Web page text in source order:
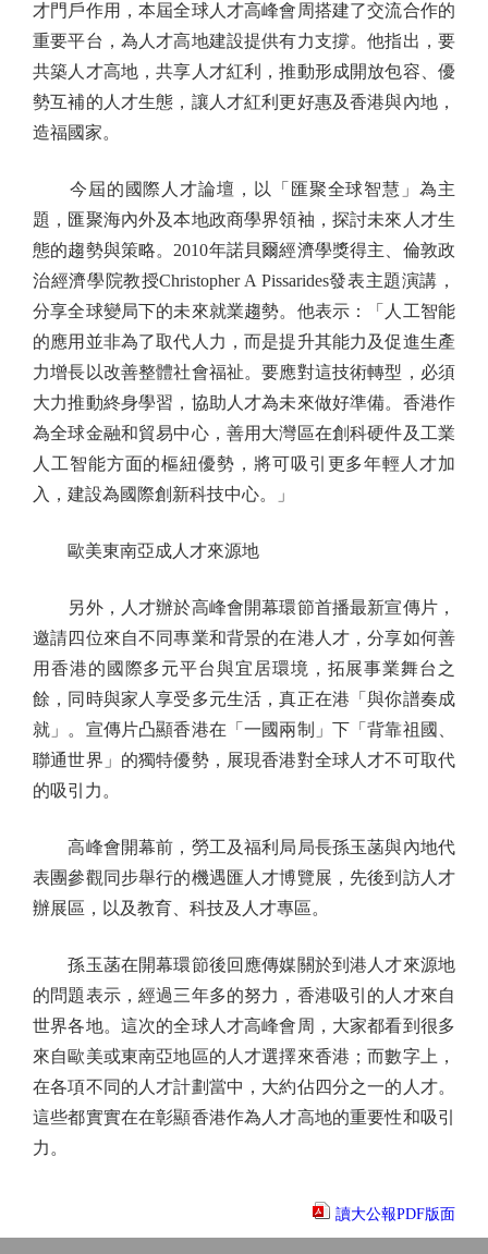
才門戶作用，本屆全球人才高峰會周搭建了交流合作的
重要平台，為人才高地建設提供有力支撐。他指出，要
共築人才高地，共享人才紅利，推動形成開放包容、優
勢互補的人才生態，讓人才紅利更好惠及香港與內地，
造福國家。
今屆的國際人才論壇，以「匯聚全球智慧」為主
題，匯聚海內外及本地政商學界領袖，探討未來人才生
態的趨勢與策略。2010年諾貝爾經濟學獎得主、倫敦政
治經濟學院教授Christopher A Pissarides發表主題演講，
分享全球變局下的未來就業趨勢。他表示：「人工智能
的應用並非為了取代人力，而是提升其能力及促進生產
力增長以改善整體社會福祉。要應對這技術轉型，必須
大力推動終身學習，協助人才為未來做好準備。香港作
為全球金融和貿易中心，善用大灣區在創科硬件及工業
人工智能方面的樞紐優勢，將可吸引更多年輕人才加
入，建設為國際創新科技中心。」
歐美東南亞成人才來源地
另外，人才辦於高峰會開幕環節首播最新宣傳片，
邀請四位來自不同專業和背景的在港人才，分享如何善
用香港的國際多元平台與宜居環境，拓展事業舞台之
餘，同時與家人享受多元生活，真正在港「與你譜奏成
就」。宣傳片凸顯香港在「一國兩制」下「背靠祖國、
聯通世界」的獨特優勢，展現香港對全球人才不可取代
的吸引力。
高峰會開幕前，勞工及福利局局長孫玉菡與內地代
表團參觀同步舉行的機遇匯人才博覽展，先後到訪人才
辦展區，以及教育、科技及人才專區。
孫玉菡在開幕環節後回應傳媒關於到港人才來源地
的問題表示，經過三年多的努力，香港吸引的人才來自
世界各地。這次的全球人才高峰會周，大家都看到很多
來自歐美或東南亞地區的人才選擇來香港；而數字上，
在各項不同的人才計劃當中，大約佔四分之一的人才。
這些都實實在在彰顯香港作為人才高地的重要性和吸引
力。
讀大公報PDF版面